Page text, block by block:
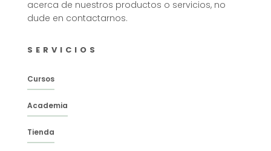
acerca de nuestros productos o servicios, no
dude en contactarnos.
SERVICIOS
Cursos
Academia
Tienda